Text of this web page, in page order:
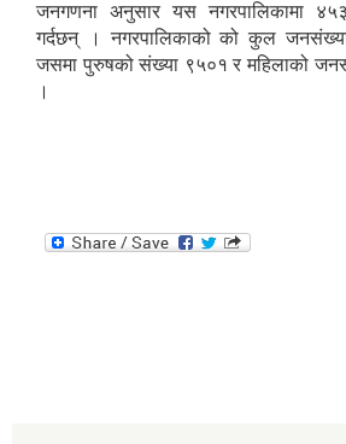
जनगणना अनुसार यस नगरपालिकामा
गर्दछन् । नगरपालिकाको को कुल
जसमा पुरुषको संख्या ९५०१ र महिलाको
।